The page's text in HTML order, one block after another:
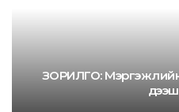
ЗОРИЛГО: Мэргэжлийн